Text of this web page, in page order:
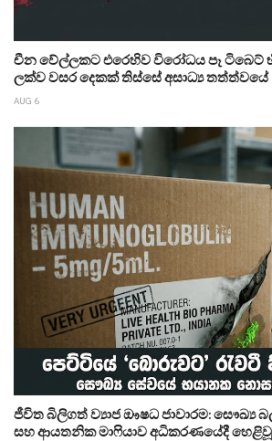
චීන වේල්ලකට එරෙහිව විරෝධය පෑ ටිබෙට්
ලක්ව වසර දෙකක් තිස්සේ අසාධ්‍ය තත්ත්වයේ
AUG 6
ජීවිත බිලිගත් ව්‍යාජ ඖෂධ ජාවාරම: සෞඛ්‍ය
සහ ආයතනික මාෆියාව අධිකරණයේදී හෙළිවූ